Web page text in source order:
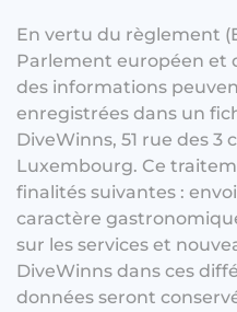
En vertu du règlement
Parlement européen et
des informations
enregistrées dans un
DiveWinns, 51 rue des 3
Luxembourg. Ce
finalités suivantes :
caractère
sur les services et
DiveWinns dans ces
données seront